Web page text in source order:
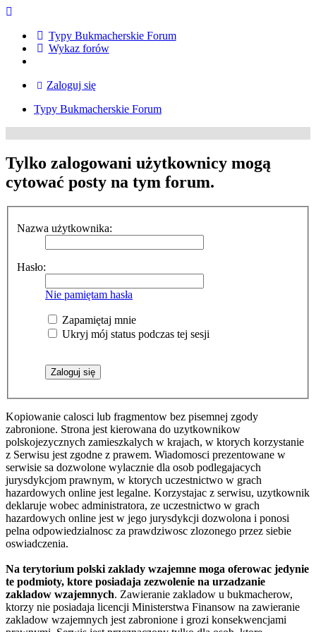
Typy Bukmacherskie Forum
Wykaz forów
Zaloguj się
Typy Bukmacherskie Forum
Tylko zalogowani użytkownicy mogą
cytować posty na tym forum.
Nazwa użytkownika:
Hasło:
Nie pamiętam hasła
Zapamiętaj mnie
Ukryj mój status podczas tej sesji
Kopiowanie calosci lub fragmentow bez pisemnej zgody
zabronione. Strona jest kierowana do uzytkownikow
polskojezycznych zamieszkalych w krajach, w ktorych korzystanie
z Serwisu jest zgodne z prawem. Wiadomosci prezentowane w
serwisie sa dozwolone wylacznie dla osob podlegajacych
jurysdykcjom prawnym, w ktorych uczestnictwo w grach
hazardowych online jest legalne. Korzystajac z serwisu, uzytkownik
deklaruje wobec administratora, ze uczestnictwo w grach
hazardowych online jest w jego jurysdykcji dozwolona i ponosi
pelna odpowiedzialnosc za prawdziwosc zlozonego przez siebie
oswiadczenia.
Na terytorium polski zaklady wzajemne moga oferowac jedynie
te podmioty, ktore posiadaja zezwolenie na urzadzanie
zakladow wzajemnych. Zawieranie zakladow u bukmacherow,
ktorzy nie posiadaja licencji Ministerstwa Finansow na zawieranie
zakladow wzajemnych jest zabronione i grozi konsekwencjami